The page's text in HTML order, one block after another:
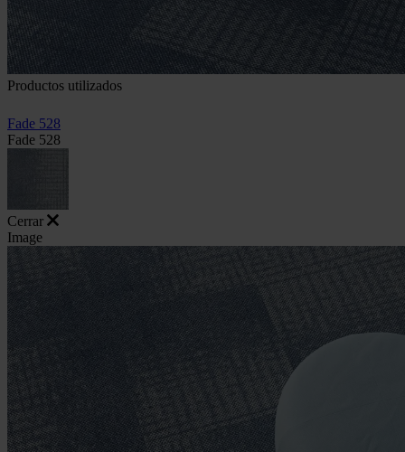
Productos utilizados
Fade 528
Fade 528
Cerrar
Image